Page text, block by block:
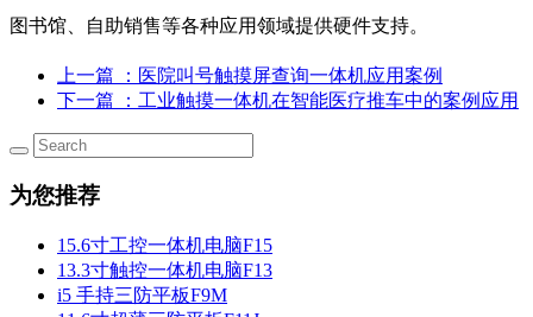
图书馆、自助销售等各种应用领域提供硬件支持。
上一篇
：医院叫号触摸屏查询一体机应用案例
下一篇
：工业触摸一体机在智能医疗推车中的案例应用
为您推荐
15.6寸工控一体机电脑F15
13.3寸触控一体机电脑F13
i5 手持三防平板F9M